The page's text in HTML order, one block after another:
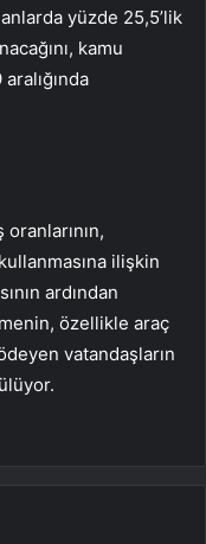
yüzde 25,5’lik
kamu
ilişkin
ardından
özellikle araç
vatandaşların